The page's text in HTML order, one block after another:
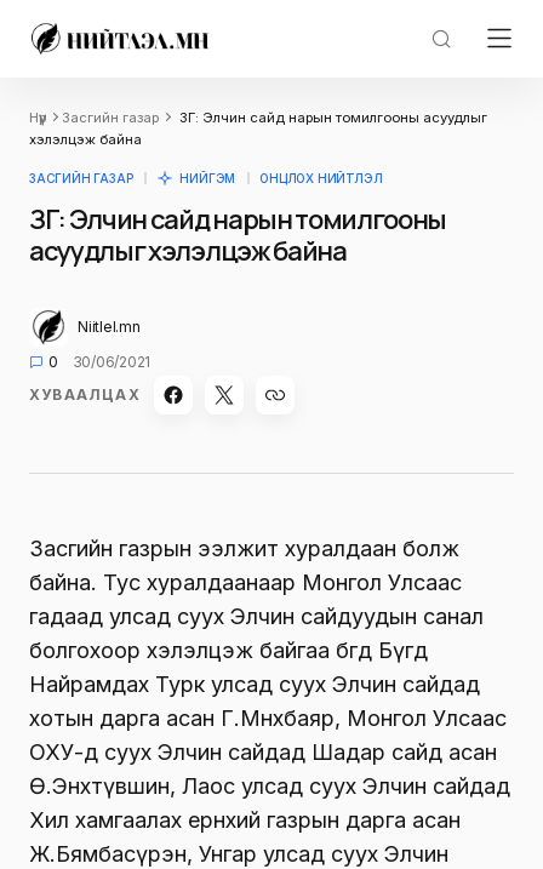
Нүүр Засгийн газар
ЗГ: Элчин сайд нарын томилгооны асуудлыг
хэлэлцэж байна
ЗАСГИЙН ГАЗАР НИЙГЭМ ОНЦЛОХ НИЙТЛЭЛ
ЗГ: Элчин сайд нарын томилгооны
асуудлыг хэлэлцэж байна
Niitlel.mn
0
30/06/2021
ХУВААЛЦАХ
Засгийн газрын ээлжит хуралдаан болж
байна. Тус хуралдаанаар Монгол Улсаас
гадаад улсад суух Элчин сайдуудын санал
болгохоор хэлэлцэж байгаа бөгөөд Бүгд
Найрамдах Турк улсад суух Элчин сайдад
хотын дарга асан Г.Мөнхбаяр, Монгол Улсаас
ОХУ-д суух Элчин сайдад Шадар сайд асан
Ө.Энхтүвшин, Лаос улсад суух Элчин сайдад
Хил хамгаалах ерөнхий газрын дарга асан
Ж.Бямбасүрэн, Унгар улсад суух Элчин